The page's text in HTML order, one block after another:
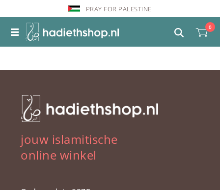
PRAY FOR PALESTINE
0
jouw islamitische
online winkel